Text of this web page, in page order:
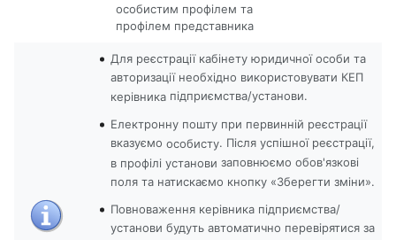
особистим профілем та
профілем представника
Для реєстрації кабінету юридичної особи та
авторизації необхідно використовувати КЕП
керівникапідприємства/установи.
Електронну пошту при первинній реєстрації
вказуємо особисту. Після успішної реєстрації,
в профілі установи заповнюємо обов'язкові
поля та натискаємо кнопку «Зберегти зміни».
Повноваження керівника підприємства/
установи будуть автоматично перевірятися за